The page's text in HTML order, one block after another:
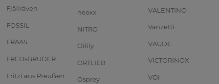
Fjällräven
FOSSIL
FRAAS
FREDsBRUDER
Fritzi aus Preußen
neoxx
NITRO
Oilily
ORTLIEB
Osprey
VALENTINO
Vanzetti
VAUDE
VICTORINOX
VOi